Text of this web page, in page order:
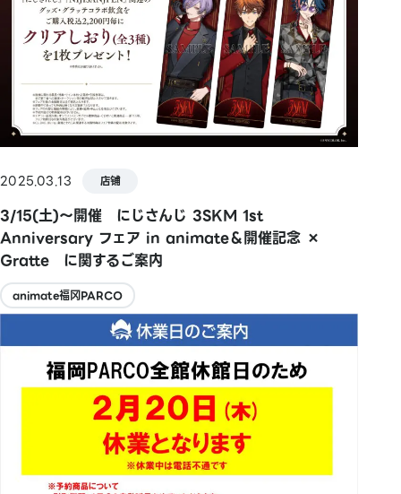
2025.03.13 店铺
3/15(土)～開催 にじさんじ 3SKM 1st
Anniversary フェア in animate＆開催記念 ×
Gratte に関するご案内
animate福冈PARCO